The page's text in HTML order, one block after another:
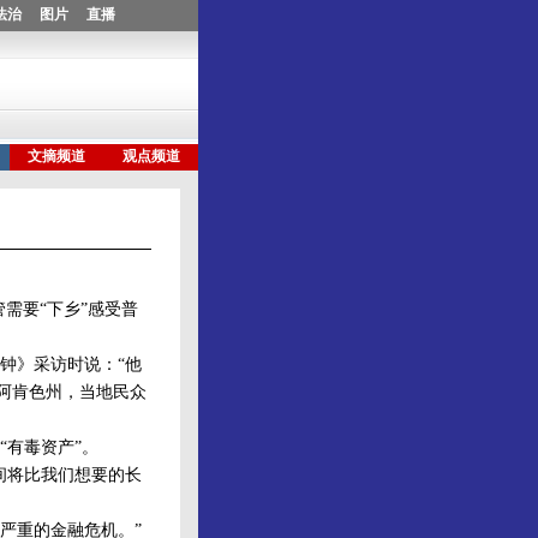
要“下乡”感受普
》采访时说：“他
肯色州，当地民众
毒资产”。
比我们想要的长
重的金融危机。”